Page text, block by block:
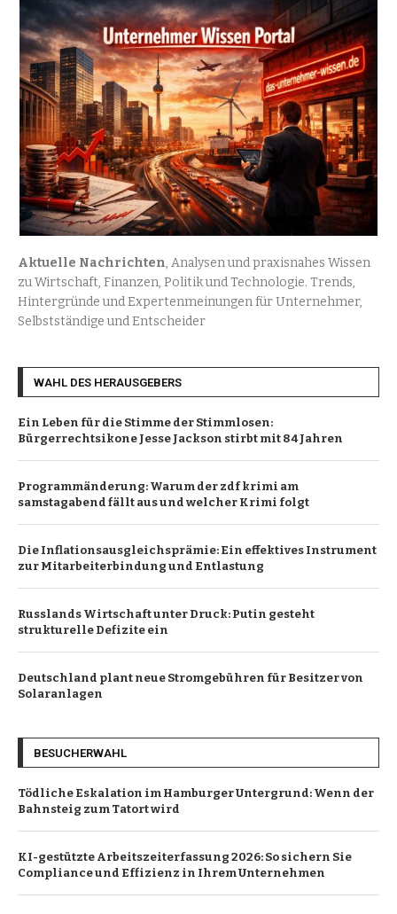
Aktuelle Nachrichten, Analysen und praxisnahes Wissen
zu Wirtschaft, Finanzen, Politik und Technologie. Trends,
Hintergründe und Expertenmeinungen für Unternehmer,
Selbstständige und Entscheider
WAHL DES HERAUSGEBERS
Ein Leben für die Stimme der Stimmlosen:
Bürgerrechtsikone Jesse Jackson stirbt mit 84 Jahren
Programmänderung: Warum der zdf krimi am
samstagabend fällt aus und welcher Krimi folgt
Die Inflationsausgleichsprämie: Ein effektives Instrument
zur Mitarbeiterbindung und Entlastung
Russlands Wirtschaft unter Druck: Putin gesteht
strukturelle Defizite ein
Deutschland plant neue Stromgebühren für Besitzer von
Solaranlagen
BESUCHERWAHL
Tödliche Eskalation im Hamburger Untergrund: Wenn der
Bahnsteig zum Tatort wird
KI-gestützte Arbeitszeiterfassung 2026: So sichern Sie
Compliance und Effizienz in Ihrem Unternehmen